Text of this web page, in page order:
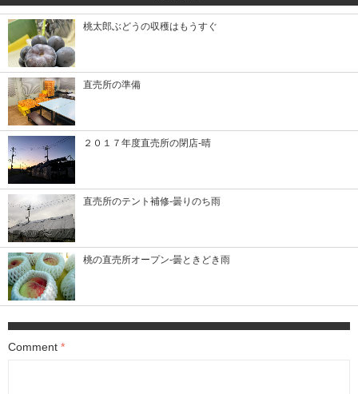
桃太郎ぶどうの収穫はもうすぐ
直売所の準備
２０１７年度直売所の閉店-晴
直売所のテント補修-曇りのち雨
桃の直売所オープン-曇ときどき雨
Comment *